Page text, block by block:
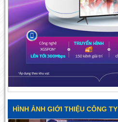
HÌNH ẢNH GIỚI THIỆU CÔNG TY